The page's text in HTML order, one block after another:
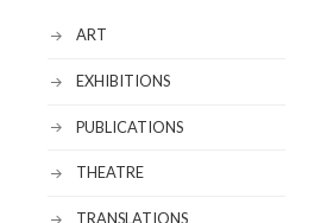
ART
EXHIBITIONS
PUBLICATIONS
THEATRE
TRANSLATIONS